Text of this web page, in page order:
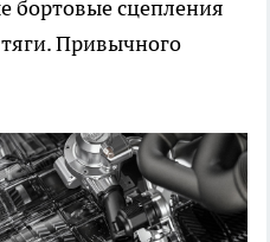
бортовые сцепления
Привычного